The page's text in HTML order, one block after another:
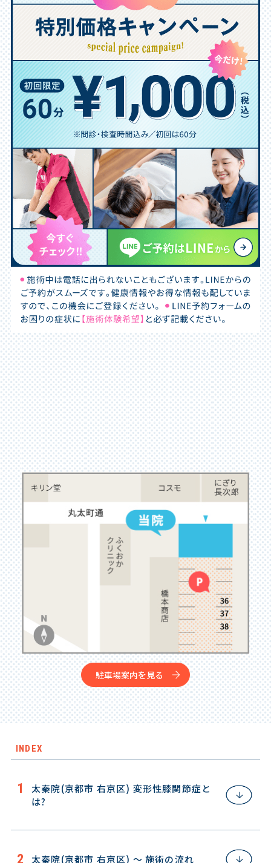
駐車場案内を見る
INDEX
太秦院(京都市 右京区) 変形性膝関節症と
は?
太秦院(京都市 右京区) ～ 施術の流れ